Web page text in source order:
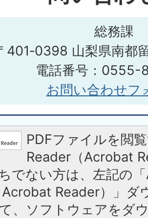
総務課
401‐0398 山梨県南都
電話番号：0555-
お問い合わせフ
PDFファイルを閲
Reader（Acrobat
でない方は、左記の
Reader）」ダ
、ソフトウェアをダ